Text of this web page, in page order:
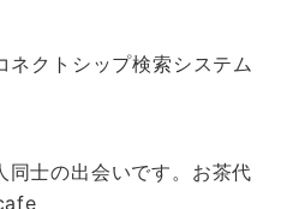
ネクトシップ検索システム
同士の出会いです。お茶代